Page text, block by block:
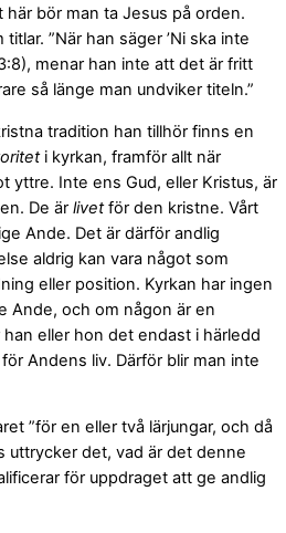
bör man ta Jesus på orden.
”När han säger ’Ni ska inte
menar han inte att det är fritt
så länge man undviker titeln.”
tradition han tillhör finns en
i kyrkan, framför allt när
yttre. Inte ens Gud, eller Kristus, är
De är livetför den kristne. Vårt
Ande. Det är därför andlig
aldrig kan vara något som
eller position. Kyrkan har ingen
Ande, och om någon är en
eller hon det endast i härledd
Andens liv. Därför blir man inte
”för en eller två lärjungar, och då
uttrycker det, vad är det denne
för uppdraget att ge andlig